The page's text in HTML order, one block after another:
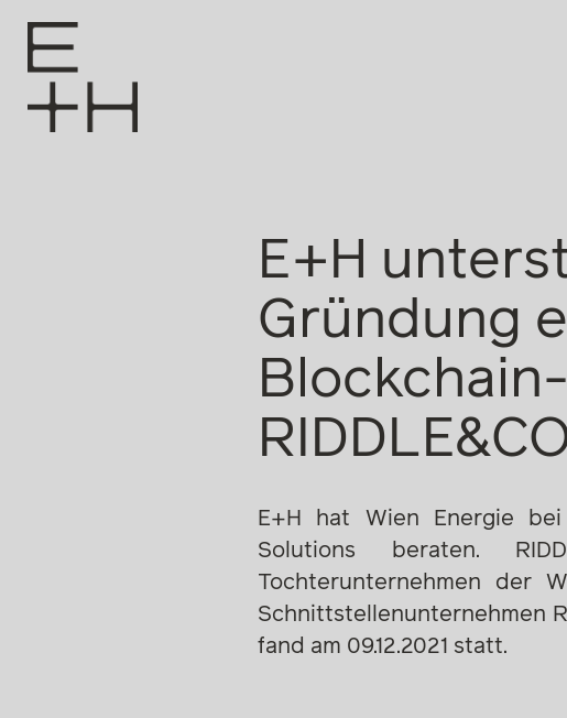
E+H
Gründung
E+H hat Wien Energie
Solutions beraten.
Tochterunternehmen der
Schnittstellenunternehmen
fand am 09.12.2021 statt.